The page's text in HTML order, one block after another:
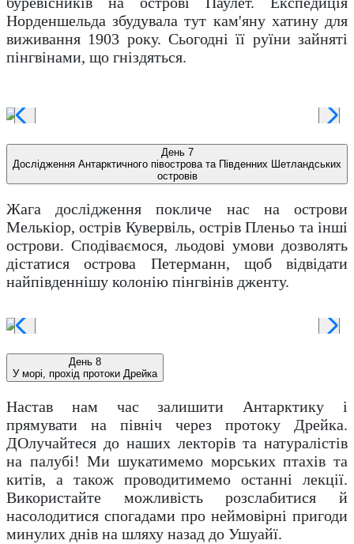
Норденшельда збудувала тут кам'яну хатину для
виживання 1903 року. Сьогодні її руїни зайняті
пінгвінами, що гніздяться.
День 7
Дослідження Антарктичного півострова та Південних Шетландських
островів
Жага дослідження покличе нас на острови
Мелькіор, острів Кувервіль, острів Пленьо та інші
острови. Сподіваємося, льодові умови дозволять
дістатися острова Петерманн, щоб відвідати
найпівденнішу колонію пінгвінів дженту.
День 8
У морі, прохід протоки Дрейка
Настав нам час залишити Антарктику і
прямувати на північ через протоку Дрейка.
ДОлучайтеся до наших лекторів та натуралістів
на палубі! Ми шукатимемо морських птахів та
китів, а також проводитимемо останні лекції.
Використайте можливість розслабитися й
насолодитися спогадами про неймовірні пригоди
минулих днів на шляху назад до Ушуайї.